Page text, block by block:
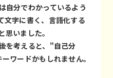
自分でわかっているよう
文字に書く、言語化する
思いました。
を考えると、"自己分
ワードかもしれません。